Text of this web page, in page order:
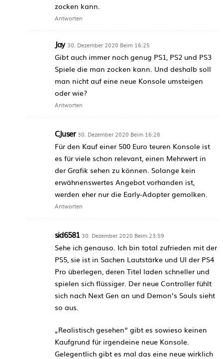
zocken kann.
Antworten
Jay 30. Dezember 2020 Beim 16:25
Gibt auch immer noch genug PS1, PS2 und PS3
Spiele die man zocken kann. Und deshalb soll
man nicht auf eine neue Konsole umsteigen
oder wie?
Antworten
CJuser 30. Dezember 2020 Beim 16:28
Für den Kauf einer 500 Euro teuren Konsole ist
es für viele schon relevant, einen Mehrwert in
der Grafik sehen zu können. Solange kein
erwähnenswertes Angebot vorhanden ist,
werden eher nur die Early-Adopter gemolken.
Antworten
sid6581 30. Dezember 2020 Beim 23:59
Sehe ich genauso. Ich bin total zufrieden mit der
PS5, sie ist in Sachen Lautstärke und UI der PS4
Pro überlegen, deren Titel laden schneller und
spielen sich flüssiger. Der neue Controller fühlt
sich nach Next Gen an und Demon’s Souls sieht
so aus.
„Realistisch gesehen“ gibt es sowieso keinen
Kaufgrund für irgendeine neue Konsole.
Gelegentlich gibt es mal das eine neue wirklich